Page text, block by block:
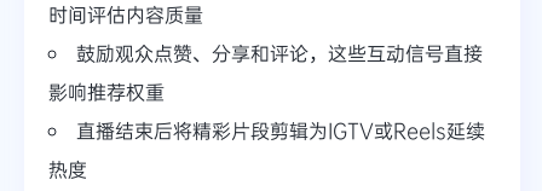
时间评估内容质量
鼓励观众点赞、分享和评论，这些互动信号直接
影响推荐权重
直播结束后将精彩片段剪辑为IGTV或Reels延续
热度